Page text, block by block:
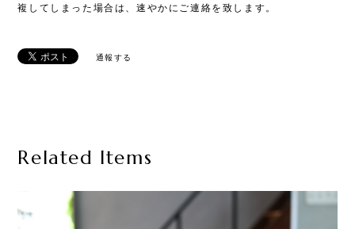
複してしまった場合は、速やかにご連絡を致します。
通報する
Related Items